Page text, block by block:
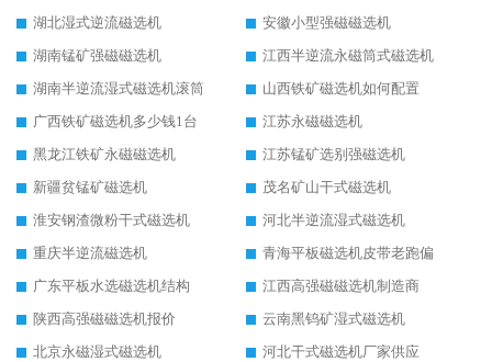
湖北湿式逆流磁选机
安徽小型强磁磁选机
湖南锰矿强磁磁选机
江西半逆流永磁筒式磁选机
湖南半逆流湿式磁选机滚筒
山西铁矿磁选机如何配置
广西铁矿磁选机多少钱1台
江苏永磁磁选机
黑龙江铁矿永磁磁选机
江苏锰矿选别强磁选机
新疆贫锰矿磁选机
茂名矿山干式磁选机
淮安钢渣微粉干式磁选机
河北半逆流湿式磁选机
重庆半逆流磁选机
青海平板磁选机皮带老跑偏
广东平板水选磁选机结构
江西高强磁磁选机制造商
陕西高强磁磁选机报价
云南黑钨矿湿式磁选机
北京永磁湿式磁选机
河北干式磁选机厂家供应